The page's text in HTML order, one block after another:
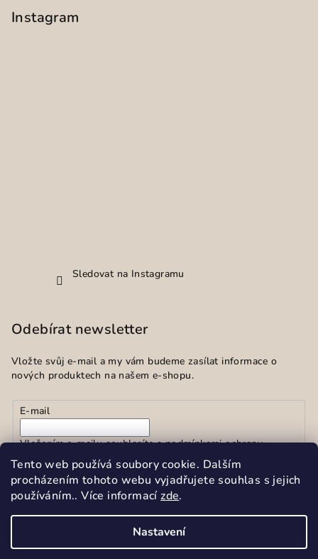
Tento web používá soubory cookie. Dalším
procházením tohoto webu vyjadřujete souhlas s jejich
používáním.. Více informacízde.
Nastavení
Instagram
Sledovat na Instagramu
Odebírat newsletter
Vložte svůj e-mail a my vám budeme zasílat informace o
nových produktech na našem e-shopu.
E-mail
Vložením e-mailu souhlasíte spodmínkami ochrany
osobních údajů
Přihlásit se